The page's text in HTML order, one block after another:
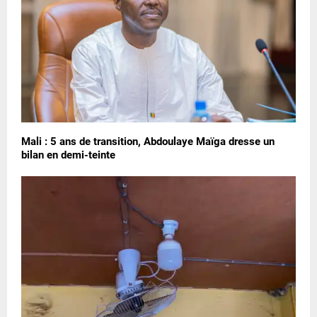
Mali : 5 ans de transition, Abdoulaye Maïga dresse un
bilan en demi-teinte